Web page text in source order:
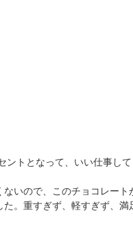
ントとなって、いい仕事して
ないので、このチョコレート
。重すぎず、軽すぎず、満